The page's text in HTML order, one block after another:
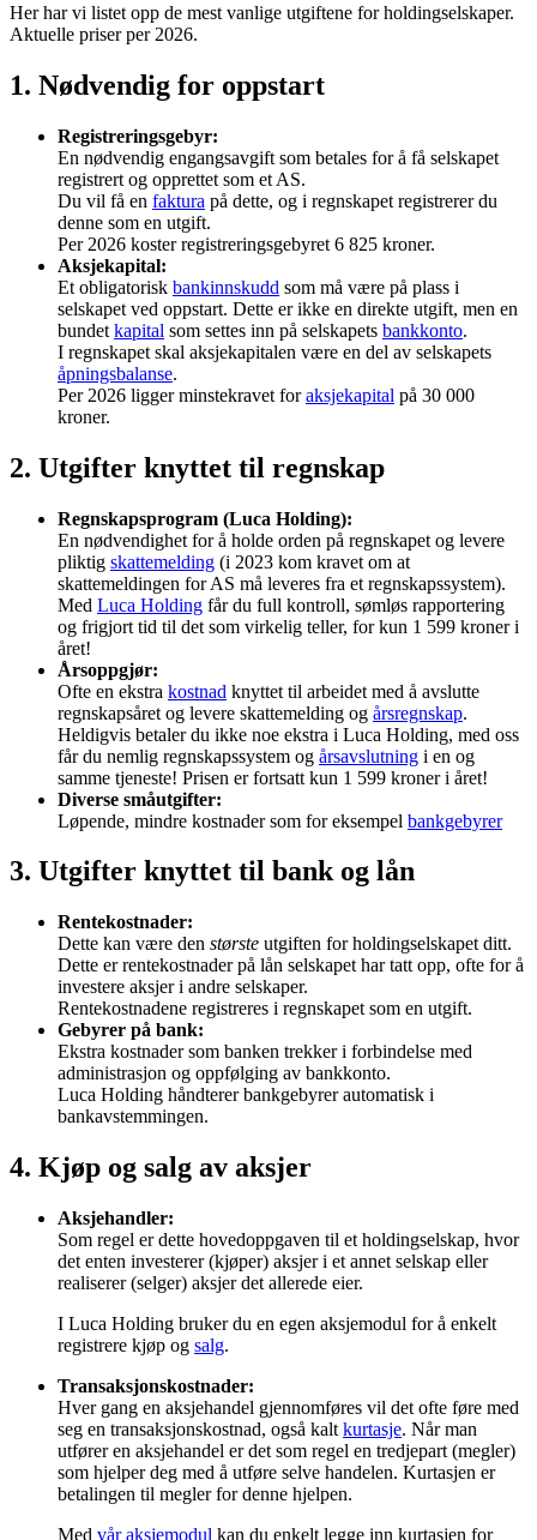
Her har vi listet opp de mest vanlige utgiftene for holdingselskaper.
Aktuelle priser per 2026.
1. Nødvendig for oppstart
Registreringsgebyr:
En nødvendig engangsavgift som betales for å få selskapet
registrert og opprettet som et AS.
Du vil få en faktura på dette, og i regnskapet registrerer du
denne som en utgift.
Per 2026 koster registreringsgebyret 6 825 kroner.
Aksjekapital:
Et obligatorisk bankinnskudd som må være på plass i
selskapet ved oppstart. Dette er ikke en direkte utgift, men en
bundet kapital som settes inn på selskapets bankkonto.
I regnskapet skal aksjekapitalen være en del av selskapets
åpningsbalanse.
Per 2026 ligger minstekravet foraksjekapital på 30 000
kroner.
2. Utgifter knyttet til regnskap
Regnskapsprogram (Luca Holding):
En nødvendighet for å holde orden på regnskapet og levere
pliktig skattemelding (i 2023 kom kravet om at
skattemeldingen for AS må leveres fra et regnskapssystem).
Med Luca Holding får du full kontroll, sømløs rapportering
og frigjort tid til det som virkelig teller, for kun 1 599 kroner i
året!
Årsoppgjør:
Ofte en ekstra kostnad knyttet til arbeidet med å avslutte
regnskapsåret og levere skattemelding og årsregnskap.
Heldigvis betaler du ikke noe ekstra i Luca Holding, med oss
får du nemlig regnskapssystem og årsavslutning i en og
samme tjeneste! Prisen er fortsatt kun 1 599 kroner i året!
Diverse småutgifter:
Løpende, mindre kostnader som for eksempel bankgebyrer
3. Utgifter knyttet til bank og lån
Rentekostnader:
Dette kan være den største utgiften for holdingselskapet ditt.
Dette er rentekostnader på lån selskapet har tatt opp, ofte for å
investere aksjer i andre selskaper.
Rentekostnadene registreres i regnskapet som en utgift.
Gebyrer på bank:
Ekstra kostnader som banken trekker i forbindelse med
administrasjon og oppfølging av bankkonto.
Luca Holding håndterer bankgebyrer automatisk i
bankavstemmingen.
4. Kjøp og salg av aksjer
Aksjehandler:
Som regel er dette hovedoppgaven til et holdingselskap, hvor
det enten investerer (kjøper) aksjer i et annet selskap eller
realiserer (selger) aksjer det allerede eier.
I Luca Holding bruker du en egen aksjemodul for å enkelt
registrere kjøp og salg.
Transaksjonskostnader:
Hver gang en aksjehandel gjennomføres vil det ofte føre med
seg en transaksjonskostnad, også kalt kurtasje. Når man
utfører en aksjehandel er det som regel en tredjepart (megler)
som hjelper deg med å utføre selve handelen. Kurtasjen er
betalingen til megler for denne hjelpen.
Med vår aksjemodul kan du enkelt legge inn kurtasjen for